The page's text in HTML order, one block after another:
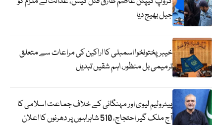
جیل بھیج دیا
خیبرپختونخوا اسمبلی کا اراکین کی مراعات سے متعلق
ترمیمی بل منظور، اہم شقیں تبدیل
پیٹرولیم لیوی اور مہنگائی کے خلاف جماعت اسلامی کا
آج ملک گیر احتجاج، 510 شاہراہوں پر دھرنوں کا اعلان